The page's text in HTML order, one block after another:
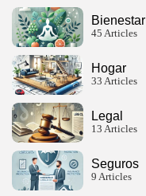
Bienestar
45 Articles
Hogar
33 Articles
Legal
13 Articles
Seguros
9 Articles